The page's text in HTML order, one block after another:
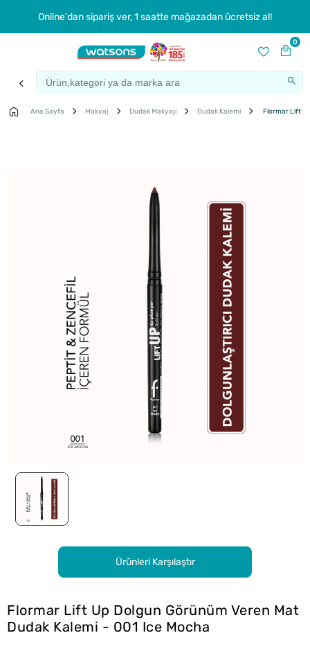
Online'dan sipariş ver, 1 saatte mağazadan ücretsiz al!
0
Ana Sayfa Makyaj Dudak Makyajı Dudak Kalemi Flormar Lift
Ürünleri Karşılaştır
Flormar Lift Up Dolgun Görünüm Veren Mat
Dudak Kalemi - 001 Ice Mocha